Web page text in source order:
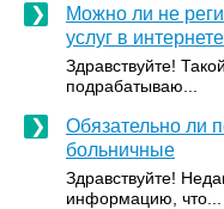
Можно ли не
услуг в интернете
Здравствуйте!
подрабатываю...
Обязательно ли
больничные
Здравствуйте!
информацию, что...